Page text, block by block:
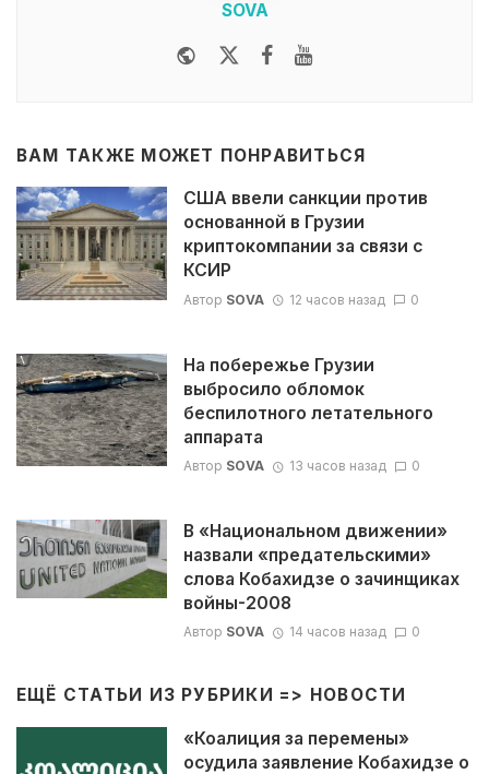
SOVA
WebsiteTwitterFacebook
ВАМ ТАКЖЕ МОЖЕТ ПОНРАВИТЬСЯ
США ввели санкции против
основанной в Грузии
криптокомпании за связи с
КСИР
Автор SOVA 12 часов назад 0
На побережье Грузии
выбросило обломок
беспилотного летательного
аппарата
Автор SOVA 13 часов назад 0
В «Национальном движении»
назвали «предательскими»
слова Кобахидзе о зачинщиках
войны-2008
Автор SOVA 14 часов назад 0
ЕЩЁ СТАТЬИ ИЗ РУБРИКИ => НОВОСТИ
«Коалиция за перемены»
осудила заявление Кобахидзе о